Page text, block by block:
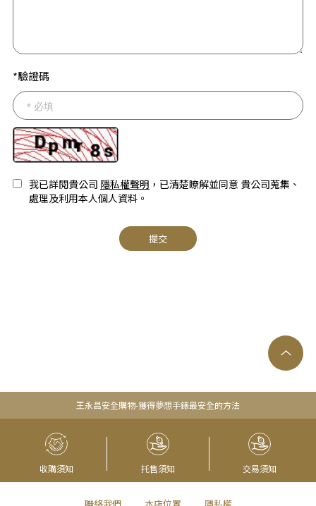
*驗證碼
我已詳閱貴公司 隱私權聲明 ，已清楚瞭解並同意 貴公司蒐集、
處理及利用本人個人資料。
提交
王永昌安全購物-獲得夢想手錶最安全的方法
收購須知 托售須知 交易須知